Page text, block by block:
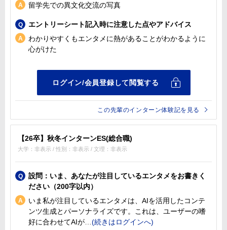
留学先での異文化交流の写真
エントリーシート記入時に注意した点やアドバイス
わかりやすくもエンタメに熱があることがわかるように
心がけた
この先輩のインターン体験記を見る
【26卒】秋冬インターンES(総合職)
大学：非表示 / 性別：非表示 / 文理：非表示
設問：いま、あなたが注目しているエンタメをお書きく
ださい（200字以内）
いま私が注目しているエンタメは、AIを活用したコンテ
ンツ生成とパーソナライズです。これは、ユーザーの嗜
好に合わせてAIが